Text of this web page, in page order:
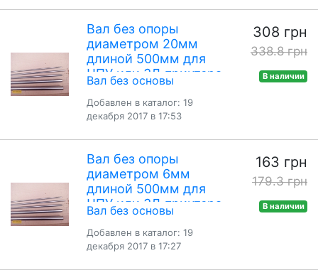
Вал без опоры
диаметром 20мм
длиной 500мм для
ЧПУ или 3Д принтера
Вал без основы
Добавлен в каталог: 19
декабря 2017 в 17:53
308 грн
338.8 грн
В наличии
Вал без опоры
диаметром 6мм
длиной 500мм для
ЧПУ или 3Д принтера
Вал без основы
Добавлен в каталог: 19
декабря 2017 в 17:27
163 грн
179.3 грн
В наличии